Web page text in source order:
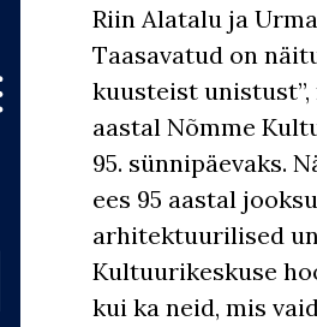
Riin Alatalu ja
Taasavatud on
kuusteist unistust”,
aastal Nõmme
95. sünnipäevaks.
ees 95 aastal
arhitektuurilised
Kultuurikeskuse
kui ka neid, mis